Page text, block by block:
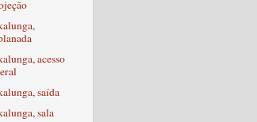
acesso
saída
sala